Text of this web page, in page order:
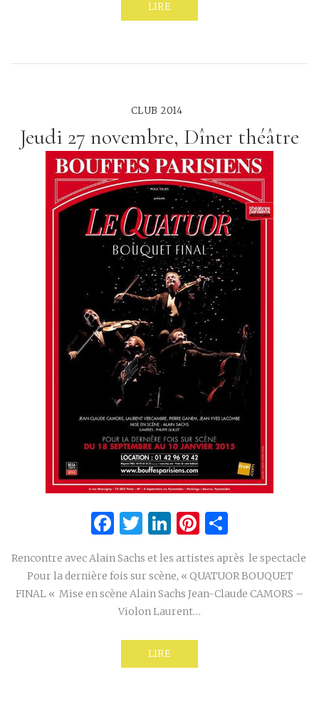
LIRE
CLUB 2014
Jeudi 27 novembre, Dîner théâtre
Facebook
Twitter
LinkedIn
Pinterest
Rencontre avec Alain Sachs et les artistes après le spectacle
Pour la dernière fois sur scène, « QUATUOR BOUQUET
FINAL « Mise en scène Alain Sachs Jean-Claude CAMORS –
Violon Laurent…
LIRE